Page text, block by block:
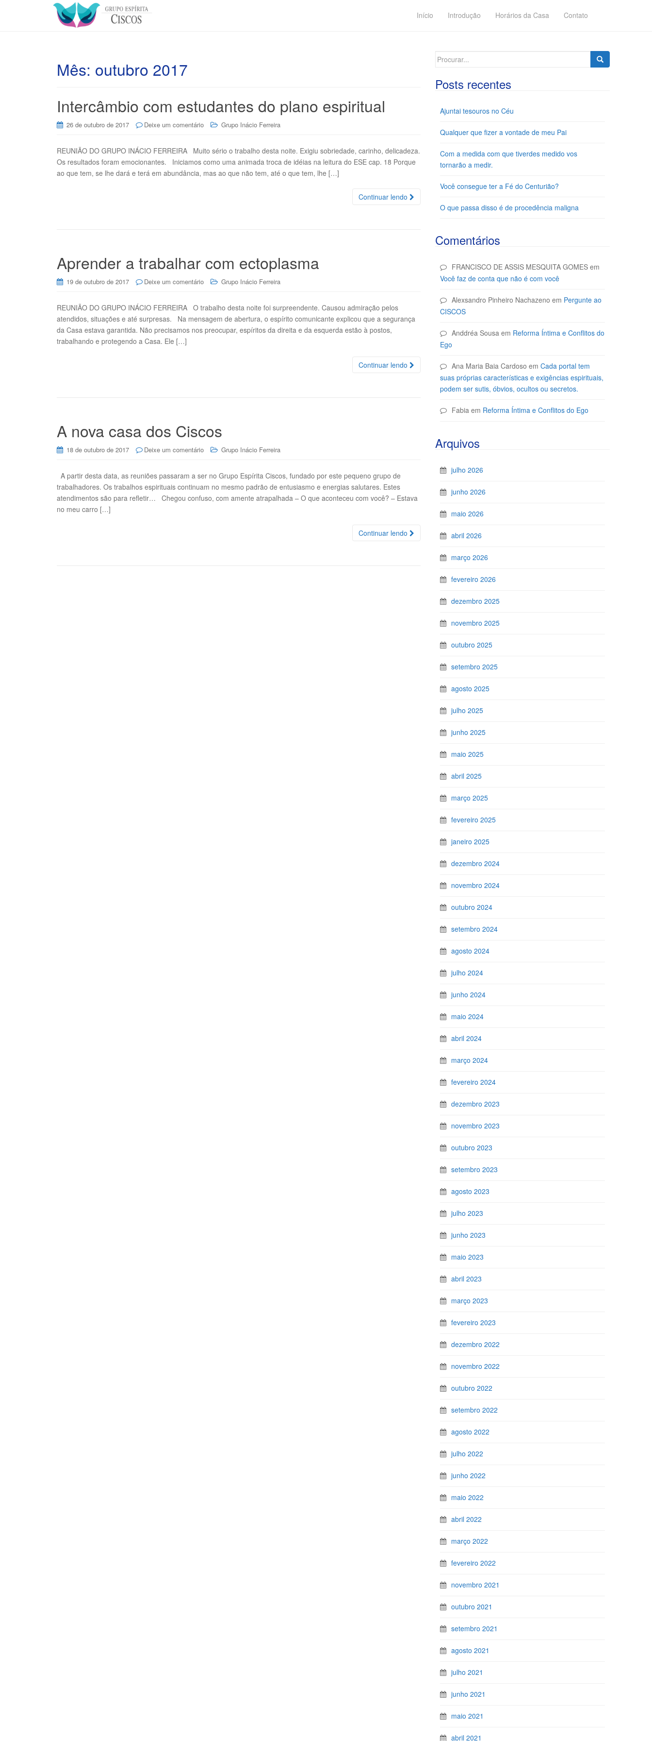
Início Introdução Horários da Casa Contato
Mês: outubro 2017
Intercâmbio com estudantes do plano espiritual
26 de outubro de 2017 Deixe um comentário Grupo Inácio Ferreira
REUNIÃO DO GRUPO INÁCIO FERREIRA Muito sério o trabalho desta noite. Exigiu sobriedade, carinho, delicadeza.
Os resultados foram emocionantes. Iniciamos como uma animada troca de idéias na leitura do ESE cap. 18 Porque
ao que tem, se lhe dará e terá em abundância, mas ao que não tem, até o que tem, lhe […]
Continuar lendo
Aprender a trabalhar com ectoplasma
19 de outubro de 2017 Deixe um comentário Grupo Inácio Ferreira
REUNIÃO DO GRUPO INÁCIO FERREIRA O trabalho desta noite foi surpreendente. Causou admiração pelos
atendidos, situações e até surpresas. Na mensagem de abertura, o espírito comunicante explicou que a segurança
da Casa estava garantida. Não precisamos nos preocupar, espíritos da direita e da esquerda estão à postos,
trabalhando e protegendo a Casa. Ele […]
Continuar lendo
A nova casa dos Ciscos
18 de outubro de 2017 Deixe um comentário Grupo Inácio Ferreira
A partir desta data, as reuniões passaram a ser no Grupo Espírita Ciscos, fundado por este pequeno grupo de
trabalhadores. Os trabalhos espirituais continuam no mesmo padrão de entusiasmo e energias salutares. Estes
atendimentos são para refletir… Chegou confuso, com amente atrapalhada – O que aconteceu com você? – Estava
no meu carro […]
Continuar lendo
Search
Posts recentes
Ajuntai tesouros no Céu
Qualquer que fizer a vontade de meu Pai
Com a medida com que tiverdes medido vos
tornarão a medir.
Você consegue ter a Fé do Centurião?
O que passa disso é de procedência maligna
Comentários
FRANCISCO DE ASSIS MESQUITA GOMES em
Você faz de conta que não é com você
Alexsandro Pinheiro Nachazeno em Pergunte ao
CISCOS
Anddréa Sousa em Reforma Íntima e Conflitos do
Ego
Ana Maria Baia Cardoso em Cada portal tem
suas próprias características e exigências espirituais,
podem ser sutis, óbvios, ocultos ou secretos.
Fabia em Reforma Íntima e Conflitos do Ego
Arquivos
julho 2026
junho 2026
maio 2026
abril 2026
março 2026
fevereiro 2026
dezembro 2025
novembro 2025
outubro 2025
setembro 2025
agosto 2025
julho 2025
junho 2025
maio 2025
abril 2025
março 2025
fevereiro 2025
janeiro 2025
dezembro 2024
novembro 2024
outubro 2024
setembro 2024
agosto 2024
julho 2024
junho 2024
maio 2024
abril 2024
março 2024
fevereiro 2024
dezembro 2023
novembro 2023
outubro 2023
setembro 2023
agosto 2023
julho 2023
junho 2023
maio 2023
abril 2023
março 2023
fevereiro 2023
dezembro 2022
novembro 2022
outubro 2022
setembro 2022
agosto 2022
julho 2022
junho 2022
maio 2022
abril 2022
março 2022
fevereiro 2022
novembro 2021
outubro 2021
setembro 2021
agosto 2021
julho 2021
junho 2021
maio 2021
abril 2021